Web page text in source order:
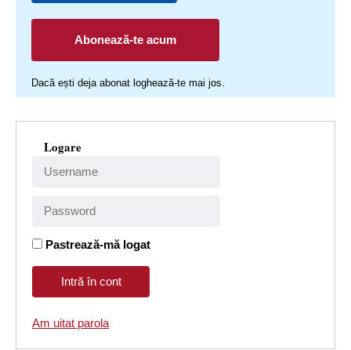
Abonează-te acum
Dacă ești deja abonat loghează-te mai jos.
Logare
Pastrează-mă logat
Am uitat parola